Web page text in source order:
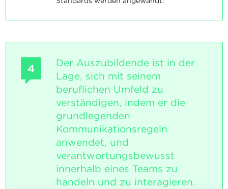
4
Der Auszubildende ist in der
Lage, sich mit seinem
beruflichen Umfeld zu
verständigen, indem er die
grundlegenden
Kommunikationsregeln
anwendet, und
verantwortungsbewusst
innerhalb eines Teams zu
handeln und zu interagieren.